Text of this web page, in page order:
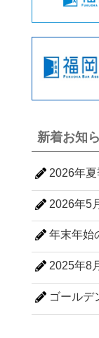
新着お知
2026年
2026年5
年末年始
2025年8
ゴールデ